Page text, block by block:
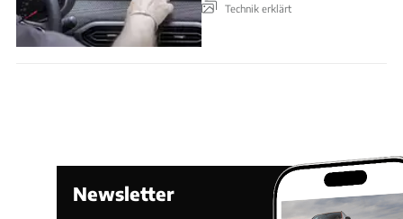
Technik erklärt
Newsletter